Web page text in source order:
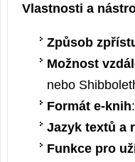
Vlastnosti a
Způsob
Možnost
nebo
Formát e-knih
Jazyk textů a
Funkce pro